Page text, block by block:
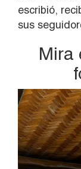
escribió,
sus
Mira